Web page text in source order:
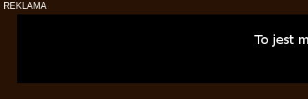
REKLAMA